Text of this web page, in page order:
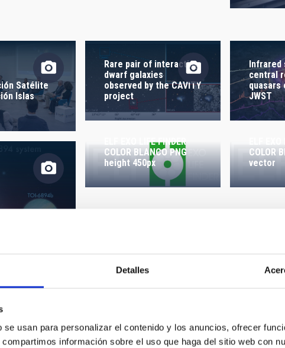
Detalles
usan para personalizar el contenido y los anuncios, ofrecer
información sobre el uso que haga del sitio web con
ON SORT BY
Satélite
Islas
Rare pair of interacting
dwarf galaxies
observed by the CAVITY
project
Infrared
central
quasars
JWST
ELF EXO LIFE FINDER
COLOR BLANCO PNG
height 450px
ELF
COLOR
vector
ELF EXO LIFE FINDER